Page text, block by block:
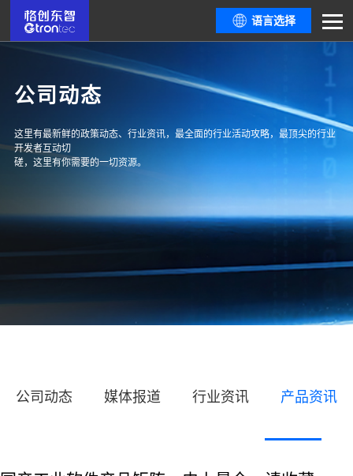
语言选择
公司动态
这里有最新鲜的政策动态、行业资讯，最全面的行业活动攻略，最顶尖的行业
开发者互动切
磋，这里有你需要的一切资源。
公司动态 媒体报道 行业资讯 产品资讯